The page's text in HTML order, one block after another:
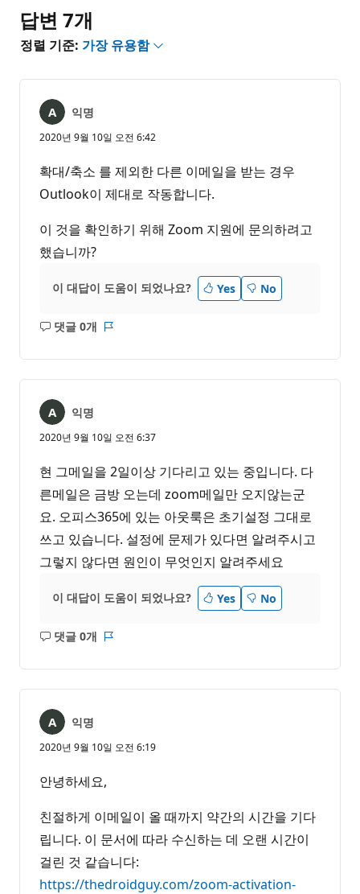
음
답변 7개
정렬 기준: 가장 유용함
익명
2020년 9월 10일 오전 6:42
확대/축소 를 제외한 다른 이메일을 받는 경우
Outlook이 제대로 작동합니다.
이 것을 확인하기 위해 Zoom 지원에 문의하려고
했습니까?
이 대답이 도움이 되었나요? Yes No
댓글 0개
설
음
익명
2020년 9월 10일 오전 6:37
현 그메일을 2일이상 기다리고 있는 중입니다. 다
른메일은 금방 오는데 zoom메일만 오지않는군
요. 오피스365에 있는 아웃룩은 초기설정 그대로
쓰고 있습니다. 설정에 문제가 있다면 알려주시고
그렇지 않다면 원인이 무엇인지 알려주세요
이 대답이 도움이 되었나요? Yes No
댓글 0개
설
음
익명
2020년 9월 10일 오전 6:19
안녕하세요,
친절하게 이메일이 올 때까지 약간의 시간을 기다
립니다. 이 문서에 따라 수신하는 데 오랜 시간이
걸린 것 같습니다:
https://thedroidguy.com/zoom-activation-